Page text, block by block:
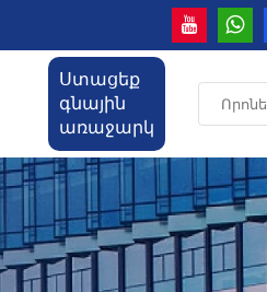
Ստացեք
գնային
առաջարկ